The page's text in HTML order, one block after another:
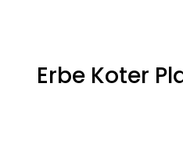
Erbe Koter